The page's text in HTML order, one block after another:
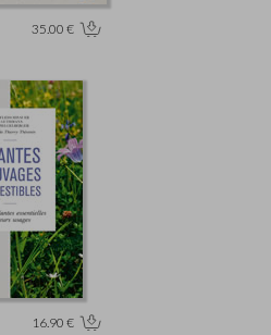
35.00 €
16.90 €